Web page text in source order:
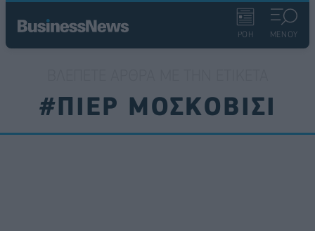
ΡΟΗ ΜΕΝΟΥ
#ΠΙΕΡ ΜΟΣΚΟΒΙΣΙ